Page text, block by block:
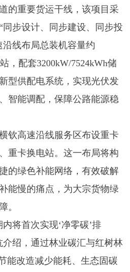
的重要货运干线，该项目采
同步设计、同步建设、同步投
线布局总装机容量约
，配套3200kW/7524kWh储
型供配电系统，实现光伏发
智能调配，保障公路能源稳
钦高速沿线服务区布设重卡
重卡换电站。这一布局将构
的绿色补能网络，有效破解
能慢的痛点，为大宗货物绿
。
将首次实现‘净零碳’排
绍，通过林业碳汇与红树林
能改造减少能耗、生态固碳